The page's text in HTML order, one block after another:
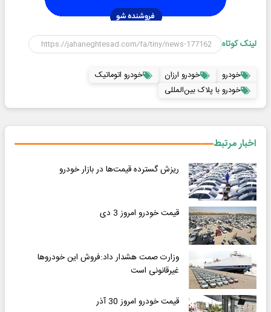
لینک کوتاه
خودرو خودرو ارزان
خودرو اتوماتیک
خودرو با پلاک بین‌المللی
اخبار مرتبط
ریزش گسترده قیمت‌ها در بازار خودرو
قیمت خودرو امروز 3 دی
وزارت صمت هشدار داد:فروش این خودروها
غیرقانونی است
قیمت خودرو امروز 30 آذر